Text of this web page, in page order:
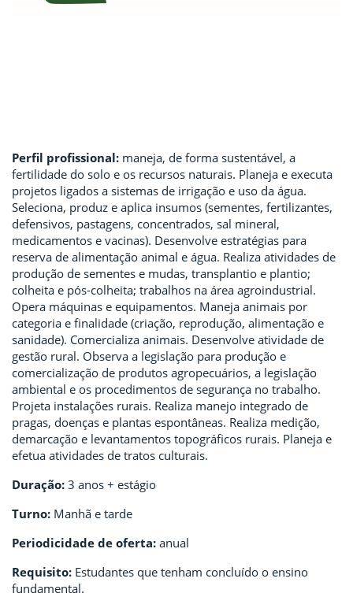
Perfil profissional: maneja, de forma sustentável, a
fertilidade do solo e os recursos naturais. Planeja e executa
projetos ligados a sistemas de irrigação e uso da água.
Seleciona, produz e aplica insumos (sementes, fertilizantes,
defensivos, pastagens, concentrados, sal mineral,
medicamentos e vacinas). Desenvolve estratégias para
reserva de alimentação animal e água. Realiza atividades de
produção de sementes e mudas, transplantio e plantio;
colheita e pós-colheita; trabalhos na área agroindustrial.
Opera máquinas e equipamentos. Maneja animais por
categoria e finalidade (criação, reprodução, alimentação e
sanidade). Comercializa animais. Desenvolve atividade de
gestão rural. Observa a legislação para produção e
comercialização de produtos agropecuários, a legislação
ambiental e os procedimentos de segurança no trabalho.
Projeta instalações rurais. Realiza manejo integrado de
pragas, doenças e plantas espontâneas. Realiza medição,
demarcação e levantamentos topográficos rurais. Planeja e
efetua atividades de tratos culturais.
Duração: 3 anos + estágio
Turno: Manhã e tarde
Periodicidade de oferta: anual
Requisito: Estudantes que tenham concluído o ensino
fundamental.